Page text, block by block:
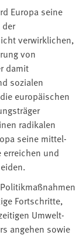
Europa seine
verwirklichen,
von
damit
sozialen
europäischen
radikalen
seine mittel-
und
Fortschritte,
Umwelt-
angehen sowie